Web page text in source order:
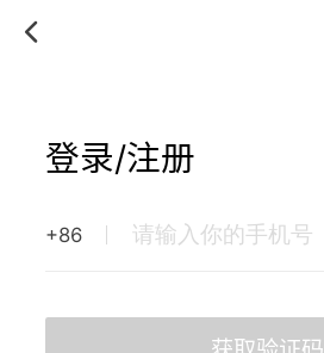
登录/注册
+86